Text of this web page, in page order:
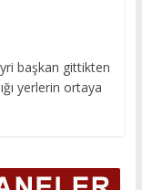
başkan gittikten
yerlerin ortaya